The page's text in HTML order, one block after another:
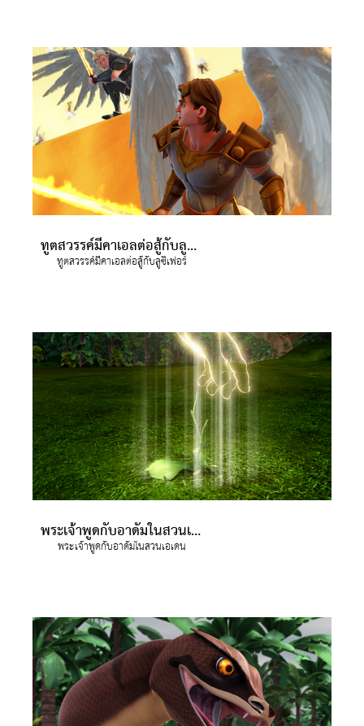
ทูตสวรรค์มีคาเอลต่อสู้กับลูซิเฟอร์
ทูตสวรรค์มีคาเอลต่อสู้กับลูซิเฟอร์
พระเจ้าพูดกับอาดัมในสวนเอเดน
พระเจ้าพูดกับอาดัมในสวนเอเดน